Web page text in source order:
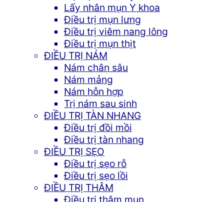
Lấy nhân mụn Y khoa
Điều trị mụn lưng
Điều trị viêm nang lông
Điều trị mụn thịt
ĐIỀU TRỊ NÁM
Nám chân sâu
Nám mảng
Nám hỗn hợp
Trị nám sau sinh
ĐIỀU TRỊ TÀN NHANG
Điều trị đồi mồi
Điều trị tàn nhang
ĐIỀU TRỊ SẸO
Điều trị sẹo rỗ
Điều trị sẹo lồi
ĐIỀU TRỊ THÂM
Điều trị thâm mụn